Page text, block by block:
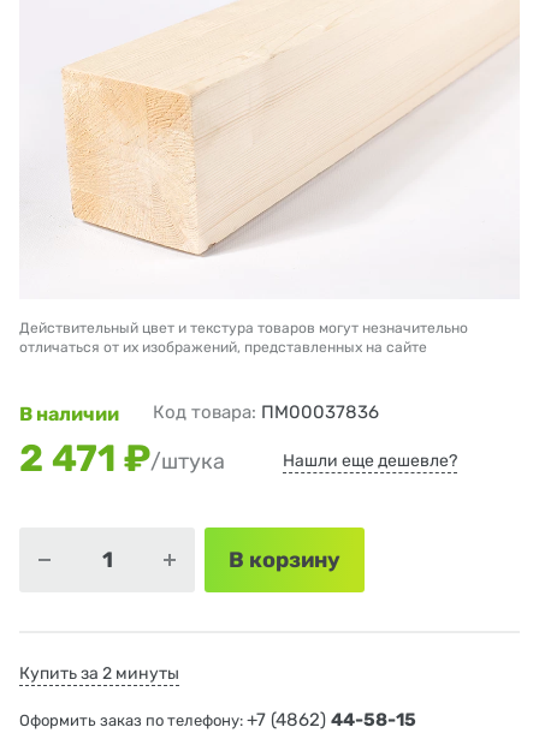
Действительный цвет и текстура товаров могут незначительно
отличаться от их изображений, представленных на сайте
В наличии Код товара: ПМ00037836
2 471 ₽/штука Нашли еще дешевле?
В корзину
Купить за 2 минуты
Оформить заказ по телефону: +7 (4862) 44-58-15